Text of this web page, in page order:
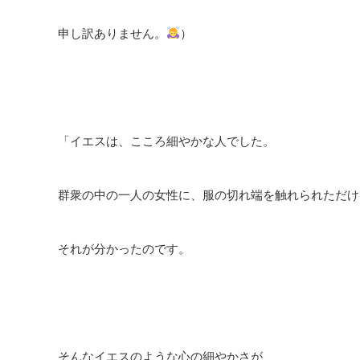
申し訳ありません。 ）
「イエスは、こころ細やかな人でした。
群衆の中の一人の女性に、服の切れ端を触れられただ
それが分かったのです。
そんなイエスのような心の細やかさが、